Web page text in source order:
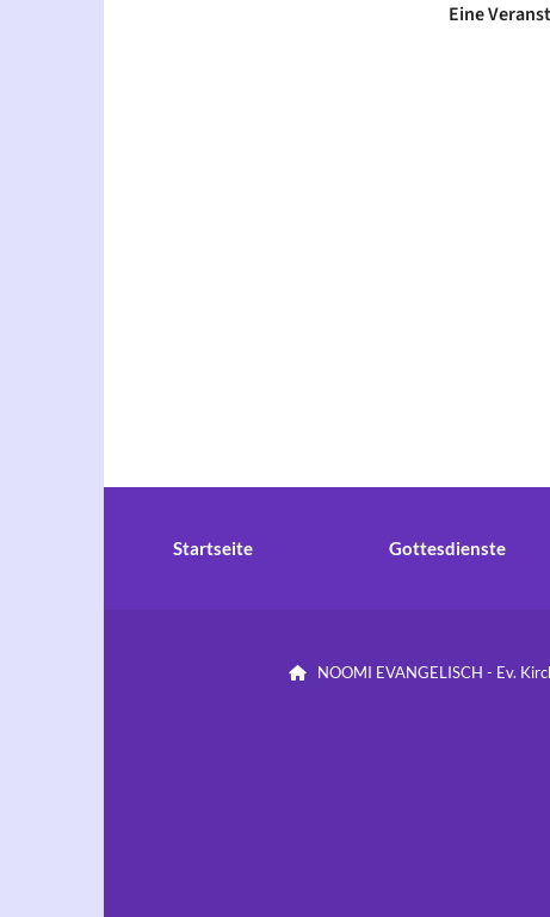
Eine
Startseite Gottesdienste
 NOOMI EVANGELISCH - Ev.